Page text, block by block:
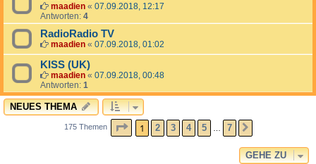
maadien « 07.09.2018, 12:17
Antworten: 4
RadioRadio TV
maadien « 07.09.2018, 01:02
KISS (UK)
maadien « 07.09.2018, 00:48
Antworten: 1
NEUES THEMA
175 Themen SEITE1 VON7
1 2 3 4 5 7
GEHE ZU